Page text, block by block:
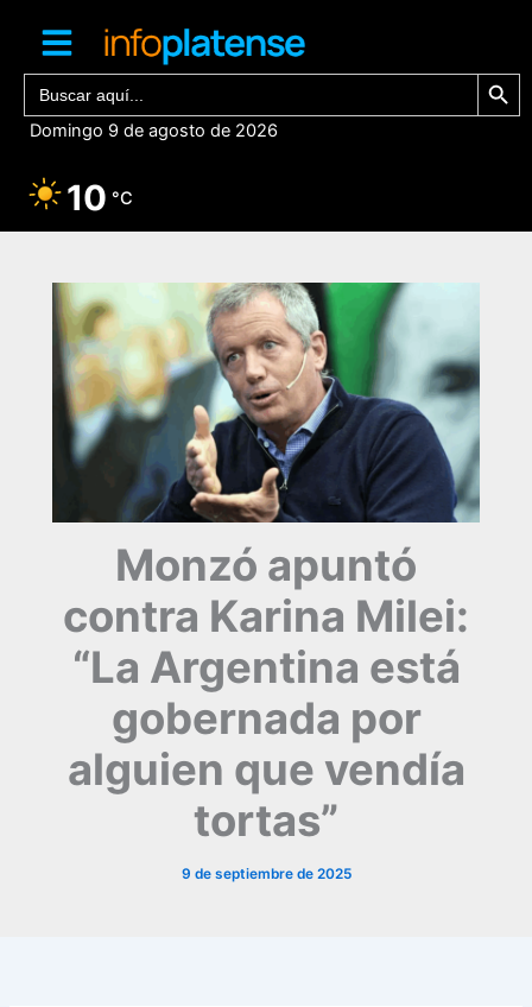
contenido
Buscar: Botón de
Domingo 9 de agosto de 2026
10 °C
Monzó apuntó
contra Karina Milei:
“La Argentina está
gobernada por
alguien que vendía
tortas”
9 de septiembre de 2025